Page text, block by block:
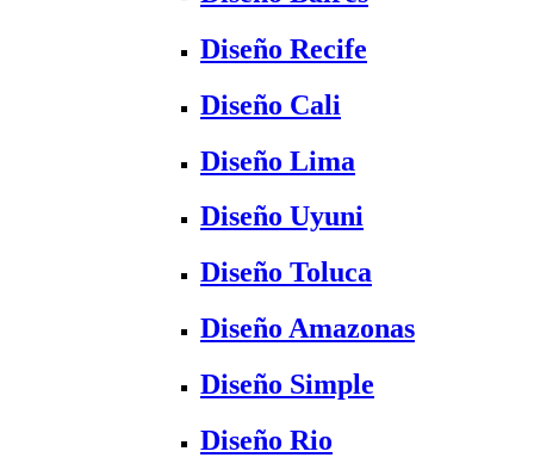
Diseño Recife
Diseño Cali
Diseño Lima
Diseño Uyuni
Diseño Toluca
Diseño Amazonas
Diseño Simple
Diseño Rio